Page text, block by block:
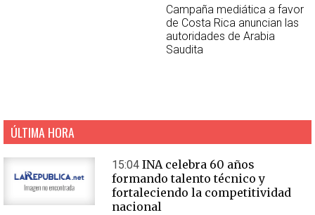
Campaña mediática a favor
de Costa Rica anuncian las
autoridades de Arabia
Saudita
ÚLTIMA HORA
15:04 INA celebra 60 años
formando talento técnico y
fortaleciendo la competitividad
nacional